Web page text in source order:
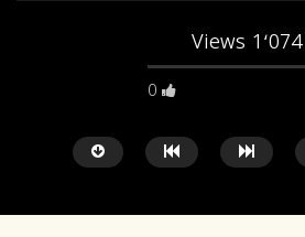
1٬074 Views
0